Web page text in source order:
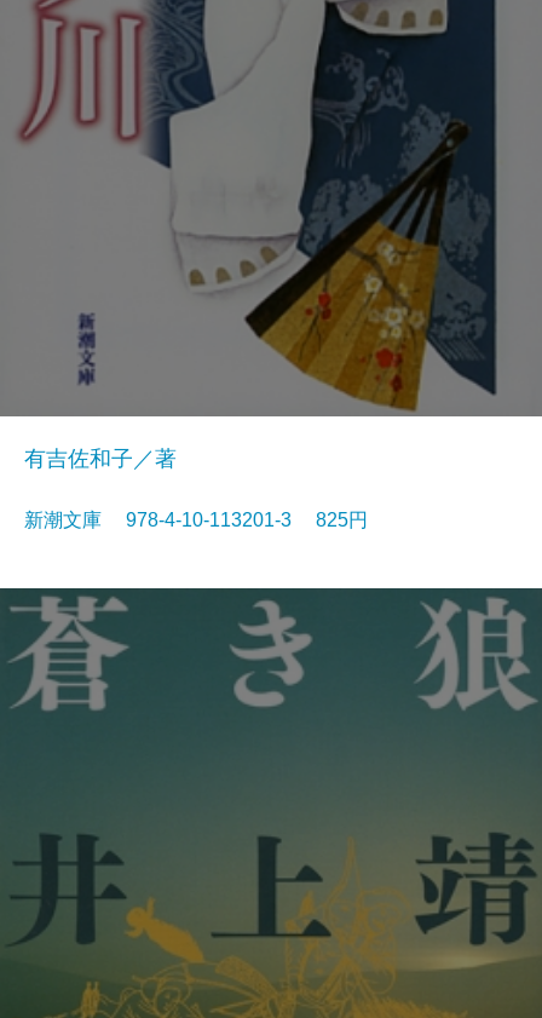
有吉佐和子／著
新潮文庫 978-4-10-113201-3 825円